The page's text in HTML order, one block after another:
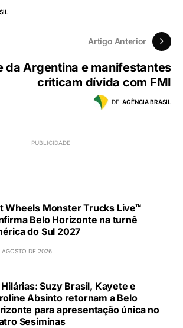
Artigo Anterior
da Argentina e manifestantes
criticam dívida com FMI
DE AGÊNCIA BRASIL
Wheels Monster Trucks Live™
Belo Horizonte na turnê
do Sul 2027
AGOSTO DE 2026
Suzy Brasil, Kayete e
Absinto retornam a Belo
para apresentação única no
Sesiminas